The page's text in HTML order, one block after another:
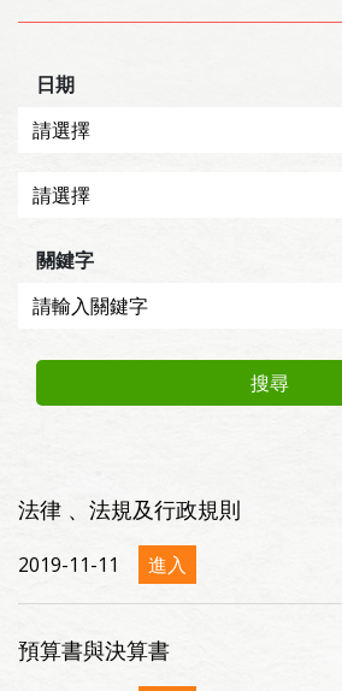
日期
關鍵字
搜尋
法律 、法規及行政規則
2019-11-11 進入
預算書與決算書